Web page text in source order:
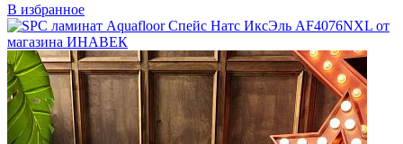
В избранное